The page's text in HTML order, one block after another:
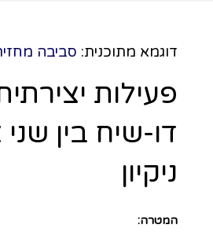
דוגמא מתוכנית: סביבה
פעילות
דו-שיח בין שני
ניקיון
המטרה: